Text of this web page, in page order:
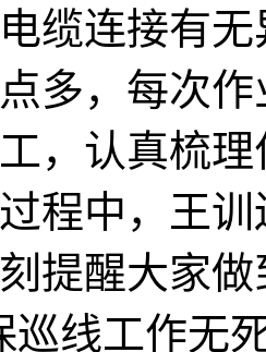
缆连接有
多，每次
，认真梳
程中，王
提醒大家
巡线工作无